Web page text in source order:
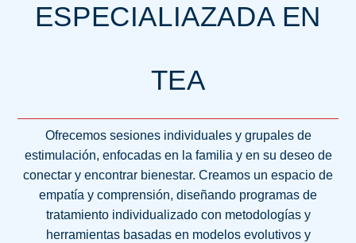
ESPECIALIAZADA EN
TEA
Ofrecemos sesiones individuales y grupales de
estimulación, enfocadas en la familia y en su deseo de
conectar y encontrar bienestar. Creamos un espacio de
empatía y comprensión, diseñando programas de
tratamiento individualizado con metodologías y
herramientas basadas en modelos evolutivos y